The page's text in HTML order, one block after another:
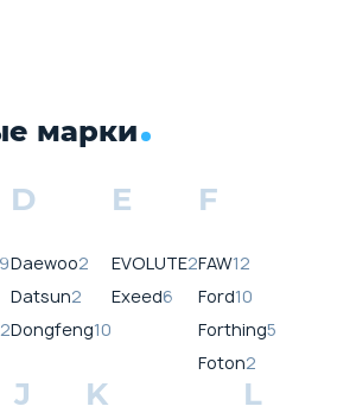
марки
D
Daewoo2
Datsun2
Dongfeng10
E
EVOLUTE2
Exeed6
F
FAW12
Ford10
Forthing5
Foton2
J K L